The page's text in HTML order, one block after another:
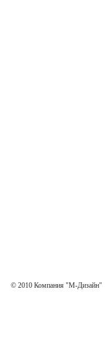
© 2010 Компания "М-Дизайн"